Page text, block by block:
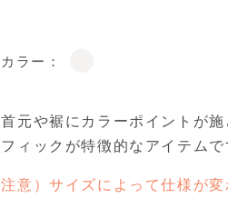
カラー：
首元や裾にカラーポイントが
フィックが特徴的なアイテムで
注意）サイズによって仕様が